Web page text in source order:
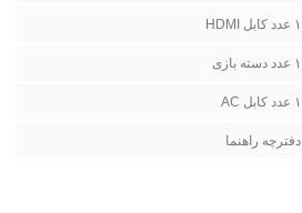
۱ عدد کابل HDMI
۱ عدد دسته بازی
۱ عدد کابل AC
دفترچه راهنما